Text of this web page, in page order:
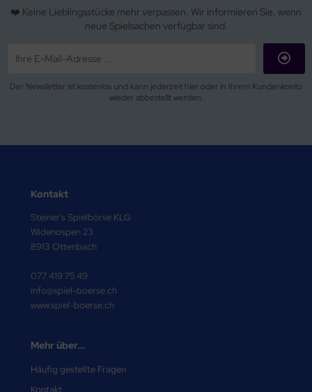
❤️ Keine Lieblingsstücke mehr verpassen. Wir informieren Sie, wenn
neue Spielsachen verfügbar sind.
Der Newsletter ist kostenlos und kann jederzeit hier oder in Ihrem Kundenkonto
wieder abbestellt werden.
Kontakt
Steiner's Spielbörse KLG
Widenospen 23
8913 Ottenbach
077 419 75 49
info@spiel-boerse.ch
www.spiel-boerse.ch
Mehr über...
Häufig gestellte Fragen
Kontakt